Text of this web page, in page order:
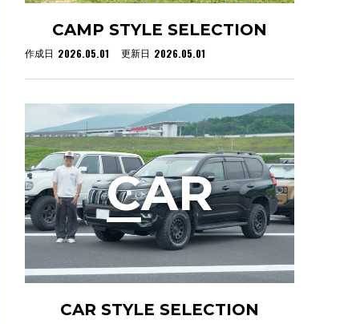
CAMP STYLE SELECTION
作成日 2026.05.01 更新日 2026.05.01
CAR STYLE SELECTION
CAR